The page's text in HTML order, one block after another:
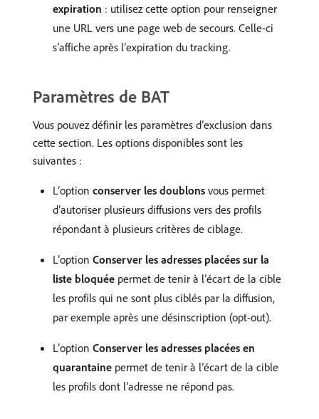
expiration : utilisez cette option pour renseigner
une URL vers une page web de secours. Celle-ci
s’affiche après l’expiration du tracking.
Paramètres de BAT
Vous pouvez définir les paramètres d’exclusion dans
cette section. Les options disponibles sont les
suivantes :
L’option conserver les doublons vous permet
d’autoriser plusieurs diffusions vers des profils
répondant à plusieurs critères de ciblage.
L’option Conserver les adresses placées sur la
liste bloquée permet de tenir à l’écart de la cible
les profils qui ne sont plus ciblés par la diffusion,
par exemple après une désinscription (opt-out).
L’option Conserver les adresses placées en
quarantaine permet de tenir à l’écart de la cible
les profils dont l’adresse ne répond pas.